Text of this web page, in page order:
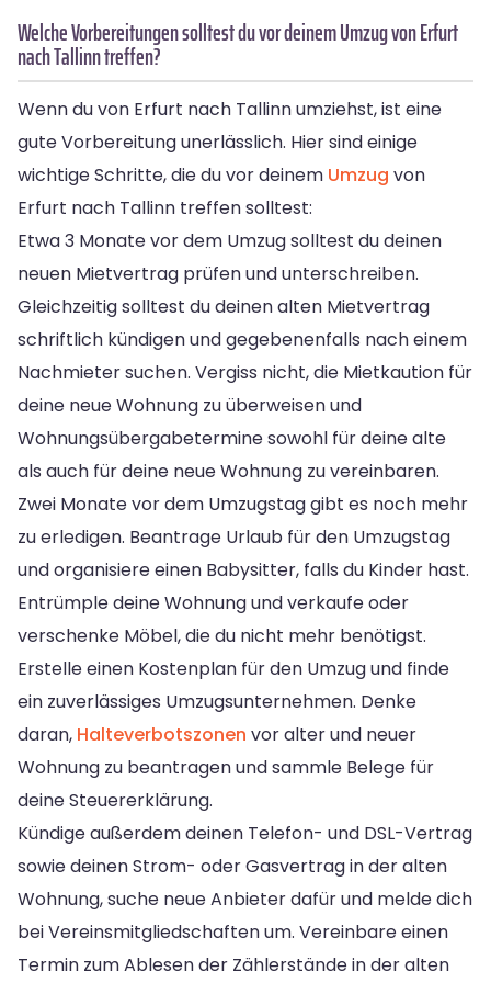
Welche Vorbereitungen solltest du vor deinem Umzug von Erfurt
nach Tallinn treffen?
Wenn du von Erfurt nach Tallinn umziehst, ist eine
gute Vorbereitung unerlässlich. Hier sind einige
wichtige Schritte, die du vor deinem Umzug von
Erfurt nach Tallinn treffen solltest:
Etwa 3 Monate vor dem Umzug solltest du deinen
neuen Mietvertrag prüfen und unterschreiben.
Gleichzeitig solltest du deinen alten Mietvertrag
schriftlich kündigen und gegebenenfalls nach einem
Nachmieter suchen. Vergiss nicht, die Mietkaution für
deine neue Wohnung zu überweisen und
Wohnungsübergabetermine sowohl für deine alte
als auch für deine neue Wohnung zu vereinbaren.
Zwei Monate vor dem Umzugstag gibt es noch mehr
zu erledigen. Beantrage Urlaub für den Umzugstag
und organisiere einen Babysitter, falls du Kinder hast.
Entrümple deine Wohnung und verkaufe oder
verschenke Möbel, die du nicht mehr benötigst.
Erstelle einen Kostenplan für den Umzug und finde
ein zuverlässiges Umzugsunternehmen. Denke
daran, Halteverbotszonen vor alter und neuer
Wohnung zu beantragen und sammle Belege für
deine Steuererklärung.
Kündige außerdem deinen Telefon- und DSL-Vertrag
sowie deinen Strom- oder Gasvertrag in der alten
Wohnung, suche neue Anbieter dafür und melde dich
bei Vereinsmitgliedschaften um. Vereinbare einen
Termin zum Ablesen der Zählerstände in der alten